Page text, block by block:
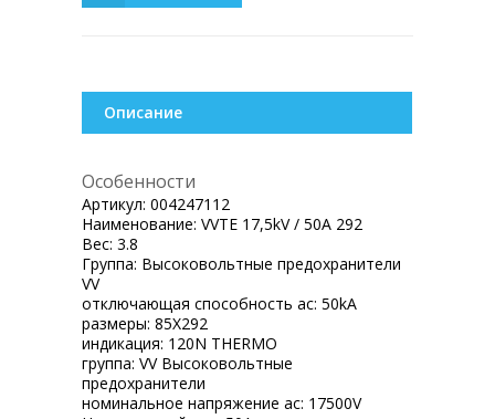
Описание
Особенности
Артикул: 004247112
Наименование: VVTE 17,5kV / 50A 292
Вес: 3.8
Группа: Высоковольтные предохранители
VV
отключающая способность ac: 50kA
размеры: 85X292
индикация: 120N THERMO
группа: VV Высоковольтные
предохранители
номинальное напряжение ac: 17500V